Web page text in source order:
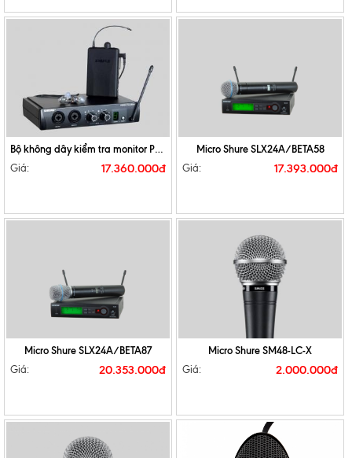
Bộ không dây kiểm tra monitor PSM 200
Giá: 17.360.000đ
Micro Shure SLX24A/BETA58
Giá: 17.393.000đ
Micro Shure SLX24A/BETA87
Giá: 20.353.000đ
Micro Shure SM48-LC-X
Giá: 2.000.000đ